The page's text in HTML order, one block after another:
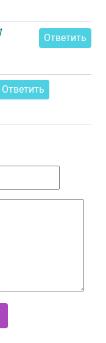
Ответить
Ответить